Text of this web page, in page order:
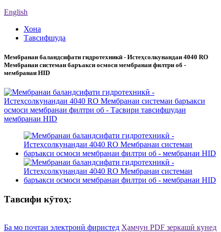
English
Хона
Тавсифшуда
Мембранаи баландсифати гидротехникӣ - Истеҳсолкунандаи 4040 RO
Мембранаи системаи баръакси осмоси мембранаи филтри об -
мембранаи HID
Тавсифи кӯтоҳ:
Ба мо почтаи электронӣ фиристед Ҳамчун PDF зеркашӣ кунед